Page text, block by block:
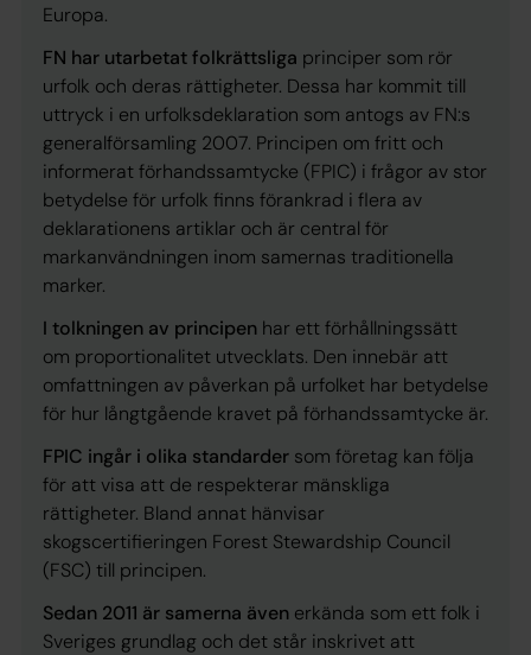
Europa.
FN har utarbetat folkrättsliga principer som rör
urfolk och deras rättigheter. Dessa har kommit till
uttryck i en urfolksdeklaration som antogs av FN:s
generalförsamling 2007. Principen om fritt och
informerat förhandssamtycke (FPIC) i frågor av stor
betydelse för urfolk finns förankrad i flera av
deklarationens artiklar och är central för
markanvändningen inom samernas traditionella
marker.
I tolkningen av principen har ett förhållningssätt
om proportionalitet utvecklats. Den innebär att
omfattningen av påverkan på urfolket har betydelse
för hur långtgående kravet på förhandssamtycke är.
FPIC ingår i olika standarder som företag kan följa
för att visa att de respekterar mänskliga
rättigheter. Bland annat hänvisar
skogscertifieringen Forest Stewardship Council
(FSC) till principen.
Sedan 2011 är samerna även erkända som ett folk i
Sveriges grundlag och det står inskrivet att